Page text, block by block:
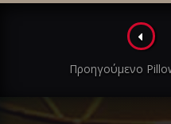
στα
άρθρα
Προηγούμενο